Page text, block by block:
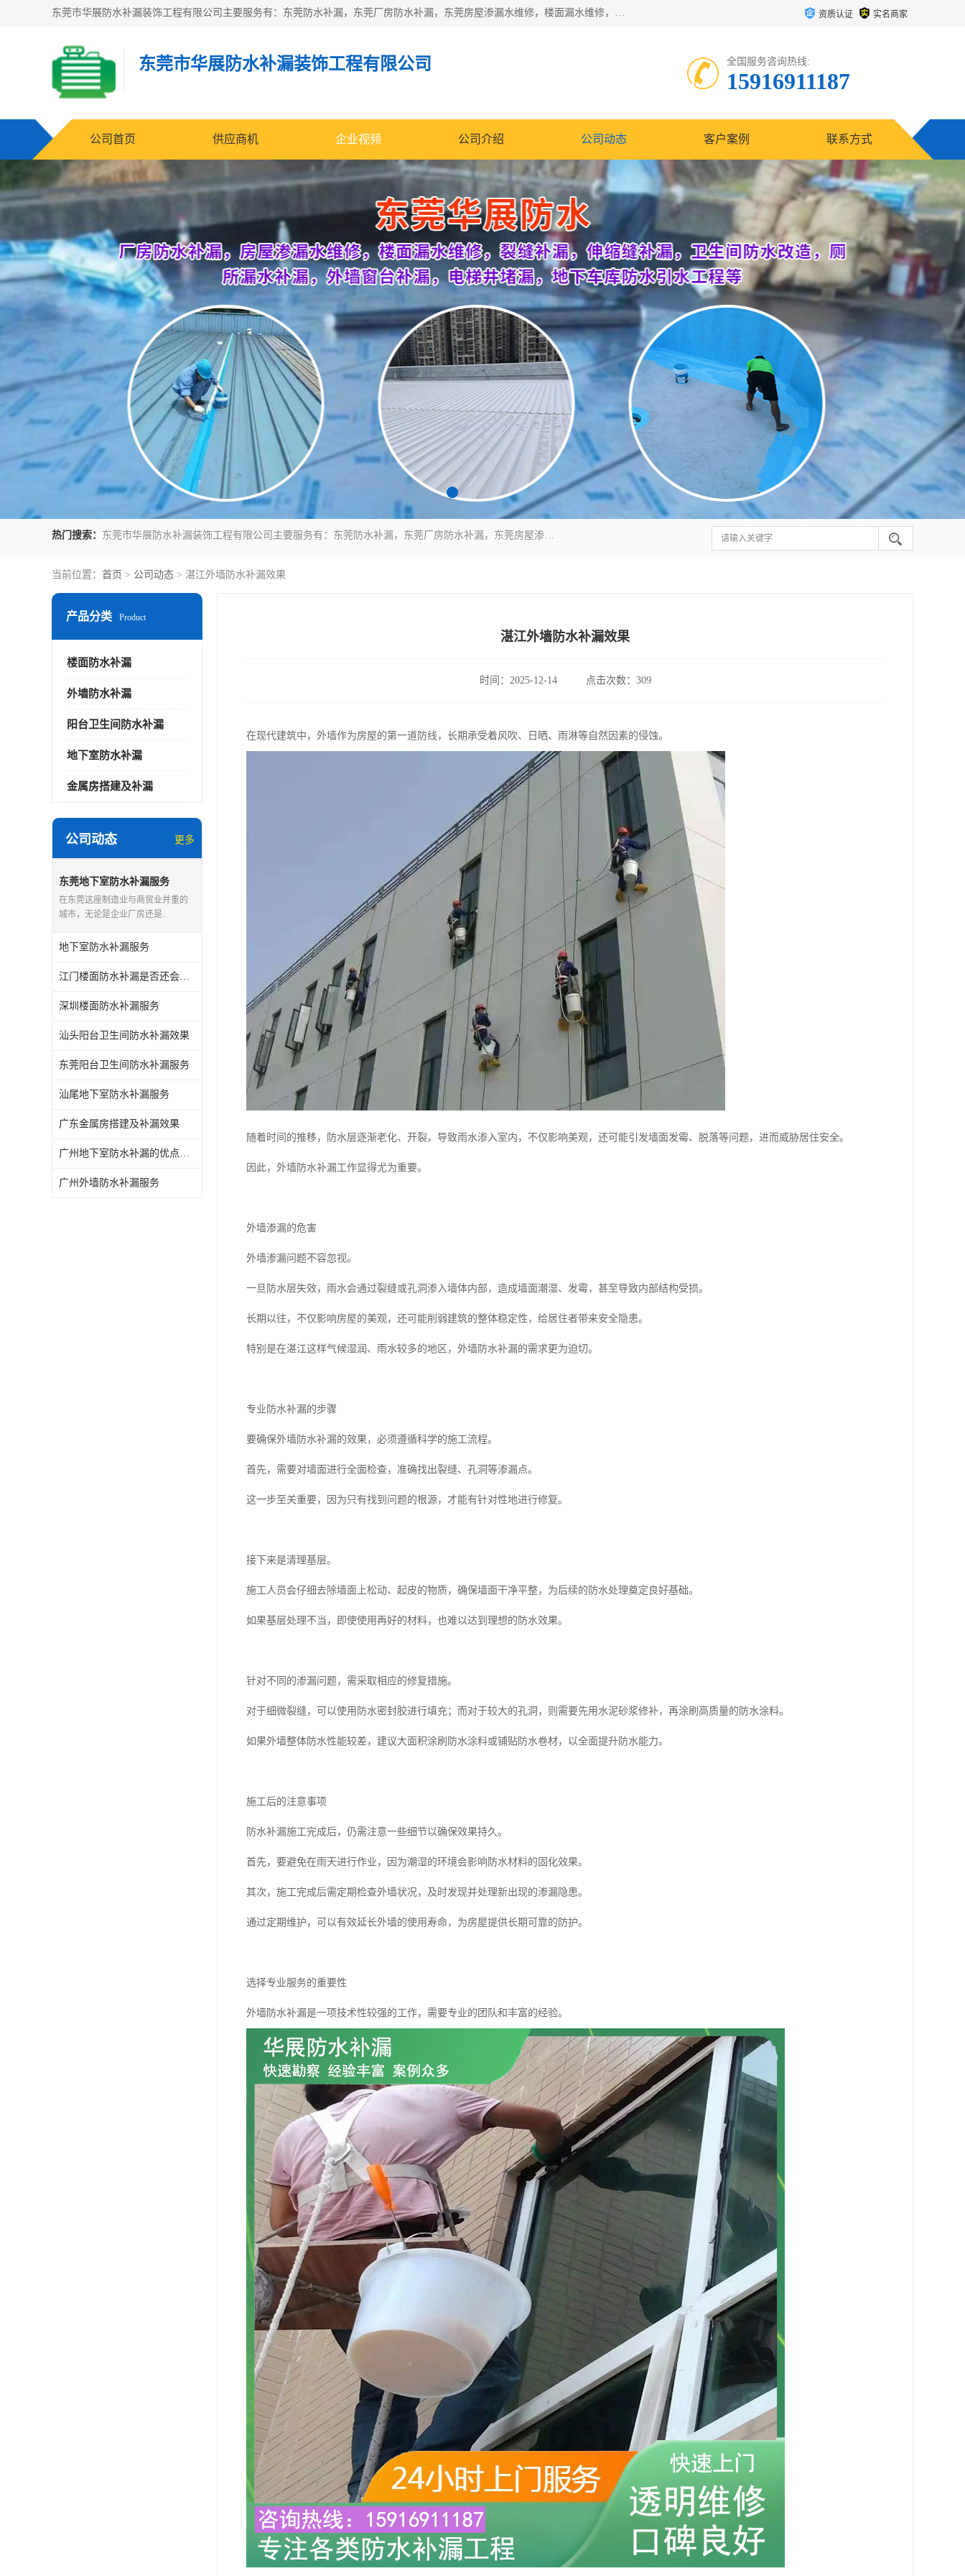
东莞市华展防水补漏装饰工程有限公司主要服务有：东莞防水补漏，东莞厂房防水补漏，东莞房屋渗漏水维修，楼面漏水维修，裂缝补漏，伸缩缝补漏，卫生间防水改造，厕所漏水补漏，外墙窗台补漏，电梯井堵漏，地下车库防水引水工程等 资质认证 实名商家
东莞市华展防水补漏装饰工程有限公司 全国服务咨询热线:
15916911187
公司首页 供应商机 企业视频 公司介绍 公司动态 客户案例 联系方式
热门搜索： 东莞市华展防水补漏装饰工程有限公司主要服务有：东莞防水补漏，东莞厂房防水补漏，东莞房屋渗漏水维修，楼面漏水维修，裂缝补漏，伸缩缝补漏，卫生间防水改造，厕所漏水补漏，外墙窗台补漏，电梯井堵漏，地下车库防水引水工程等
当前位置： 首页 > 公司动态 > 湛江外墙防水补漏效果
产品分类 Product
楼面防水补漏
外墙防水补漏
阳台卫生间防水补漏
地下室防水补漏
金属房搭建及补漏
公司动态 更多
东莞地下室防水补漏服务
在东莞这座制造业与商贸业并重的
城市，无论是企业厂房还是..
地下室防水补漏服务
江门楼面防水补漏是否还会漏水
深圳楼面防水补漏服务
汕头阳台卫生间防水补漏效果
东莞阳台卫生间防水补漏服务
汕尾地下室防水补漏服务
广东金属房搭建及补漏效果
广州地下室防水补漏的优点和缺点
广州外墙防水补漏服务
湛江外墙防水补漏效果
时间：2025-12-14 点击次数：309
在现代建筑中，外墙作为房屋的第一道防线，长期承受着风吹、日晒、雨淋等自然因素的侵蚀。
随着时间的推移，防水层逐渐老化、开裂，导致雨水渗入室内，不仅影响美观，还可能引发墙面发霉、脱落等问题，进而威胁居住安全。
因此，外墙防水补漏工作显得尤为重要。
外墙渗漏的危害
外墙渗漏问题不容忽视。
一旦防水层失效，雨水会通过裂缝或孔洞渗入墙体内部，造成墙面潮湿、发霉，甚至导致内部结构受损。
长期以往，不仅影响房屋的美观，还可能削弱建筑的整体稳定性，给居住者带来安全隐患。
特别是在湛江这样气候湿润、雨水较多的地区，外墙防水补漏的需求更为迫切。
专业防水补漏的步骤
要确保外墙防水补漏的效果，必须遵循科学的施工流程。
首先，需要对墙面进行全面检查，准确找出裂缝、孔洞等渗漏点。
这一步至关重要，因为只有找到问题的根源，才能有针对性地进行修复。
接下来是清理基层。
施工人员会仔细去除墙面上松动、起皮的物质，确保墙面干净平整，为后续的防水处理奠定良好基础。
如果基层处理不当，即使使用再好的材料，也难以达到理想的防水效果。
针对不同的渗漏问题，需采取相应的修复措施。
对于细微裂缝，可以使用防水密封胶进行填充；而对于较大的孔洞，则需要先用水泥砂浆修补，再涂刷高质量的防水涂料。
如果外墙整体防水性能较差，建议大面积涂刷防水涂料或铺贴防水卷材，以全面提升防水能力。
施工后的注意事项
防水补漏施工完成后，仍需注意一些细节以确保效果持久。
首先，要避免在雨天进行作业，因为潮湿的环境会影响防水材料的固化效果。
其次，施工完成后需定期检查外墙状况，及时发现并处理新出现的渗漏隐患。
通过定期维护，可以有效延长外墙的使用寿命，为房屋提供长期可靠的防护。
选择专业服务的重要性
外墙防水补漏是一项技术性较强的工作，需要专业的团队和丰富的经验。